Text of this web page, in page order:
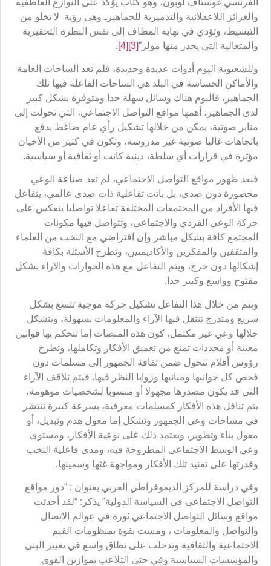
والغرائز اللاعقلانية والتدميرية للجماهيرـ وهي رؤية لا تخلو من
التبسيط، وتؤدي في نهاية المطاف إلى نفس النظرة التحقيرية
والمتعالية التي يحذر منها مولر”[3]
[4]
.
وللشعبوية اليوم أدوات عديدة وجديدة، فلم تعد الساحات العامة
والأماكن الحساسة في البلد هي الساحات الفاعلة فيها تلك
الجماهير، فاليوم هناك وسائل سهلة جدا ومتوفرة بشكل كبير
لدى الجماهير، أهمها مواقع التواصل الاجتماعي، التي تحولت إلى
منابر صوتية، يمكن من خلالها تشكيل رأي عام ضاغط يدفع
باتجاهات غالبا صوتية غير مدروسة، وتكون في كثير من الأحيان
مؤثرة في قرارات أي سلطة، دينية كانت أو ثقافية أو سياسية.
فبعد ظهور مواقع التواصل الاجتماعي، لم تعد صناعة الوعي
محصورة دون صدى، بل باتت تفاعلية ذات صدى عالمي، يتفاعل
فيها الأفراد من المجتمعات المختلفة تفاعلا تواصليا ينعكس على
حركة الوعي الفردي والاجتماعي، وتتواصل فيها مكونات
المجتمع كافة بشكل مباشر وإن افتراضي مع النخب من العلماء
والمثقفين والمفكرين والأكاديميين، وتطرح الأسئلة بكافة
إشكالها دون حرج، ويتم التفاعل مع هذه الحوارات والآراء بشكل
مفتوح وواسع وكبير جدا.
ويتم من خلال هذا التفاعل تشكيل حركة موجية تتسع بشكل
سريع ومتدرج تنتقل فيها الآراء والمعلومات بسهولة، ويتشكل
خلالها وعي غير مكتمل، كون هذه المنصات إما تتحكم بها قوانين
معينة أو محددات تمنع من تعميق الأفكار وتكاملها، وتطرح
رؤوس أقلام تتحول ضمن ثقافة الجمهور إلى مسلمات دون
فحص كل جوانبها ومبانيها وزوايا النظر فيها. فيتم تلاقف الآراء
التي قد يكون مصدرها مجهولا أو منسوبا لشخصيات موهومة،
يتم تناقل هذه الأفكار كمسلمات معرفية، بسرعة كبيرة تنتشر
في مساحات وعي الجمهور وتشكل إما معول هدم وتبديل، أو
معول بناء وتطوير، ويعتمد ذلك على نوعية الأفكار، ومستوى
وعي الوسط الاجتماعي المطروحة فيه، ومدى فاعلية النخب
وقدرتها على تفنيد تلك الأفكار ومواجهة غثها وسمينها.
وفي دراسة للمركز الديموقراطي العربي بعنوان : “دور مواقع
التواصل الاجتماعي في السياسة الدولية” يذكر: “لقد أحدثت
مواقع وسائل التواصل الاجتماعي ثورة في عوالم الاتصال
والتواصل والمعلومات ، ومست بقوة بمنظومات القيم
الاجتماعية والثقافية وتدخلت على نطاق واسع في تغيير البنى
والمؤسسات السياسية وفي حتى التلاعب بموازين القوى